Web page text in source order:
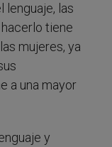
lenguaje, las
tiene
mujeres, ya
a una mayor
y